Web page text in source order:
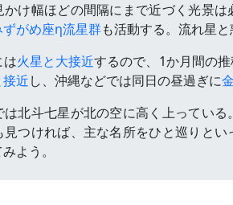
かけ幅ほどの間隔にまで近づく光景
ずがめ座η流星群も活動する。流れ星
は火星と大接近するので、1か月間の推
近し、沖縄などでは同日の昼過ぎに
北斗七星が北の空に高く上ってい
見つければ、主な名所をひと巡りと
よう。